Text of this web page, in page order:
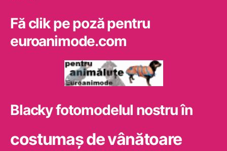
Fă clik pe poză pentru
euroanimode.com
Blacky fotomodelul nostru în
costumaş de vânătoare